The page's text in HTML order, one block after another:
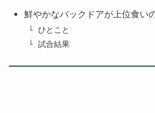
鮮やかなバックドアが上位食い
ひとこと
試合結果